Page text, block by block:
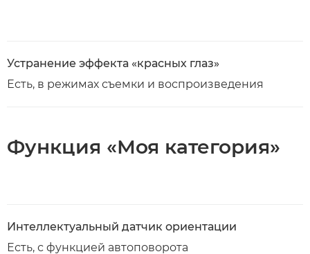
Устранение эффекта «красных глаз»
Есть, в режимах съемки и воспроизведения
Функция «Моя категория»
Интеллектуальный датчик ориентации
Есть, с функцией автоповорота